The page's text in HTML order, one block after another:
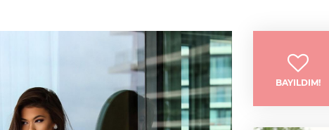
BAYILDIM!